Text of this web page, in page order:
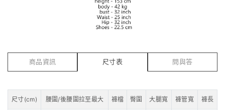
商品資訊 尺寸表 問與答
尺寸(cm) 腰圍/後腰圍拉至最大 褲檔 臀圍 大腿寬 褲管寬 褲長